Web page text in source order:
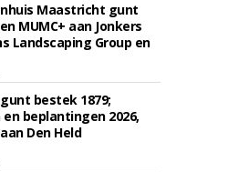
Maastricht gunt
MUMC+ aan Jonkers
Landscaping Group en
bestek 1879;
beplantingen 2026,
Den Held